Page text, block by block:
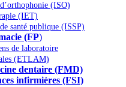
(ISO)
(IET)
santé publique (ISSP)
(FP)
de laboratoire
(ETLAM)
dentaire (FMD)
infirmières (FSI)